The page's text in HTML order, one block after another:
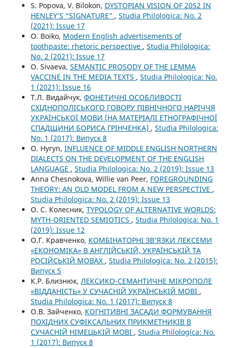
S. Popova, V. Bilokon, DYSTOPIAN VISION OF 2052 IN
HENLEY’S “SIGNATURE” , Studia Philologica: No. 2
(2021): Issue 17
O. Boiko, Modern English advertisements of
toothpaste: rhetoric perspective , Studia Philologica:
No. 2 (2021): Issue 17
O. Sivaeva, SEMANTIC PROSODY OF THE LEMMA
VACCINE IN THE MEDIA TEXTS , Studia Philologica: No.
1 (2021): Issue 16
Т.Л. Видайчук, ФОНЕТИЧНІ ОСОБЛИВОСТІ
СХІДНОПОЛІСЬКОГО ГОВОРУ ПІВНІЧНОГО НАРІЧЧЯ
УКРАЇНСЬКОЇ МОВИ (НА МАТЕРІАЛІ ЕТНОГРАФІЧНОЇ
СПАДЩИНИ БОРИСА ГРІНЧЕНКА) , Studia Philologica:
No. 1 (2017): Випуск 8
O. Hyryn, INFLUENCE OF MIDDLE ENGLISH NORTHERN
DIALECTS ON THE DEVELOPMENT OF THE ENGLISH
LANGUAGE , Studia Philologica: No. 2 (2019): Issue 13
Anna Chesnokova, Willie van Peer, FOREGROUNDING
THEORY: AN OLD MODEL FROM A NEW PERSPECTIVE ,
Studia Philologica: No. 2 (2019): Issue 13
О. С. Колесник, TYPOLOGY OF ALTERNATIVE WORLDS:
MYTH-ORIENTED SEMIOTICS , Studia Philologica: No. 1
(2019): Issue 12
О.Г. Кравченко, КОМБІНАТОРНІ ЗВ’ЯЗКИ ЛЕКСЕМИ
«ЕКОНОМІКА» В АНГЛІЙСЬКІЙ, УКРАЇНСЬКІЙ ТА
РОСІЙСЬКІЙ МОВАХ , Studia Philologica: No. 2 (2015):
Випуск 5
К.Р. Близнюк, ЛЕКСИКО-СЕМАНТИЧНЕ МІКРОПОЛЕ
«ВІДДАНІСТЬ» У СУЧАСНІЙ УКРАЇНСЬКІЙ МОВІ ,
Studia Philologica: No. 1 (2017): Випуск 8
О.В. Зайченко, КОГНІТИВНІ ЗАСАДИ ФОРМУВАННЯ
ПОХІДНИХ СУФІКСАЛЬНИХ ПРИКМЕТНИКІВ В
СУЧАСНІЙ НІМЕЦЬКІЙ МОВІ , Studia Philologica: No.
1 (2017): Випуск 8